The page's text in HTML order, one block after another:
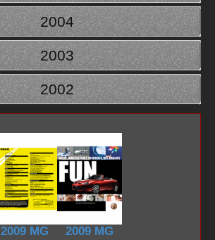
2004
2003
2002
2009 MG
2009 MG